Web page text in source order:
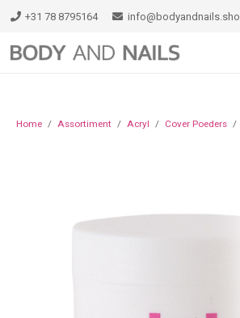
+31 78 8795164
Home / Assortiment / Acryl / Cover Poeders /